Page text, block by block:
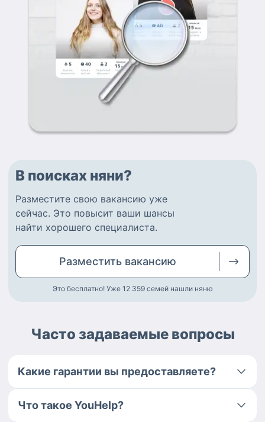
В поисках няни?
Разместите свою вакансию уже
сейчас. Это повысит ваши шансы
найти хорошего специалиста.
Разместить вакансию
Это бесплатно! Уже 12 359 семей нашли няню
Часто задаваемые вопросы
Какие гарантии вы предоставляете?
Что такое YouHelp?